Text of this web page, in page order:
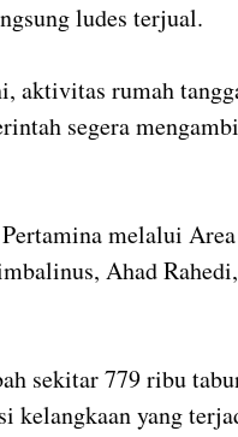
ludes terjual.
aktivitas rumah
segera
melalui
Ahad
sekitar 779 ribu
kelangkaan yang